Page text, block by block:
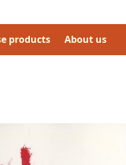
products About us